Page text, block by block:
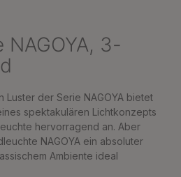
NAGOYA, 3-
Luster der Serie NAGOYA bietet
spektakulären Lichtkonzepts
hervorragend an. Aber
NAGOYA ein absoluter
Ambiente ideal